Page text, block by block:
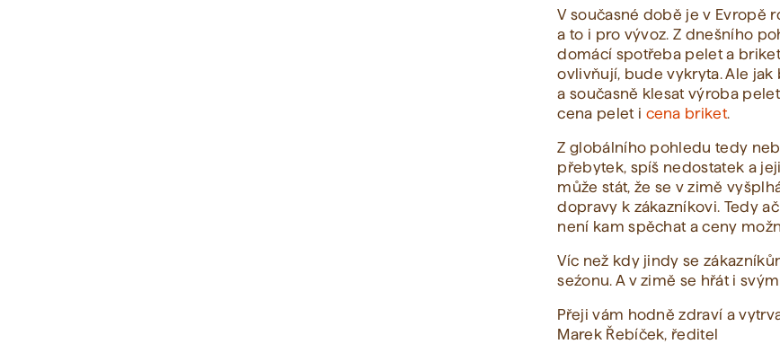
V současné době je v Evropě
a to i pro vývoz. Z dnešního
domácí spotřeba pelet a
ovlivňují, bude vykryta. Ale
a současně klesat výroba
cena pelet i cena briket.
Z globálního pohledu tedy
přebytek, spíš nedostatek a
může stát, že se v zimě
dopravy k zákazníkovi. Tedy
není kam spěchat a ceny
Víc než kdy jindy se
seźonu. A v zimě se hřát i
Přeji vám hodně zdraví a
Marek Řebíček, ředitel